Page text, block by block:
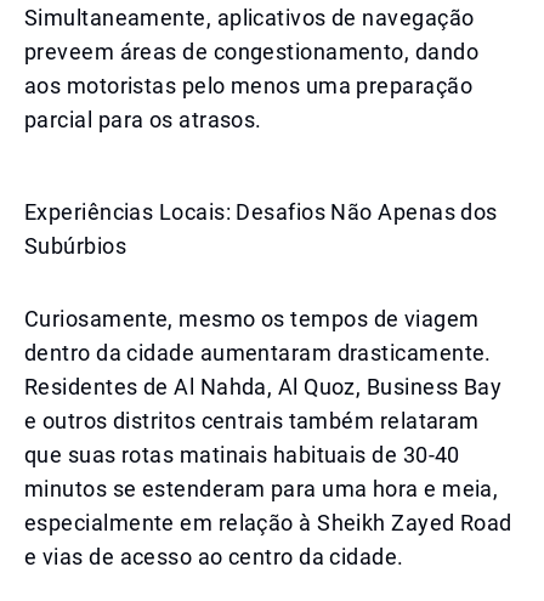
Simultaneamente, aplicativos de navegação
preveem áreas de congestionamento, dando
aos motoristas pelo menos uma preparação
parcial para os atrasos.
Experiências Locais: Desafios Não Apenas dos
Subúrbios
Curiosamente, mesmo os tempos de viagem
dentro da cidade aumentaram drasticamente.
Residentes de Al Nahda, Al Quoz, Business Bay
e outros distritos centrais também relataram
que suas rotas matinais habituais de 30-40
minutos se estenderam para uma hora e meia,
especialmente em relação à Sheikh Zayed Road
e vias de acesso ao centro da cidade.